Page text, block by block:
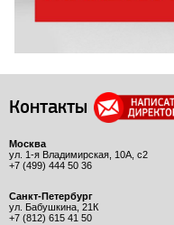
Контакты
Москва
ул. 1-я Владимирская, 10А, с2
+7 (499) 444 50 36
Санкт-Петербург
ул. Бабушкина, 21К
+7 (812) 615 41 50